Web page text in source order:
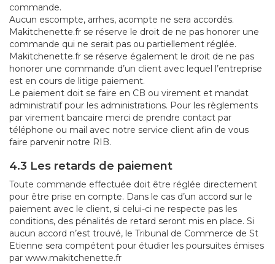
commande.
Aucun escompte, arrhes, acompte ne sera accordés.
Makitchenette.fr se réserve le droit de ne pas honorer une
commande qui ne serait pas ou partiellement réglée.
Makitchenette.fr se réserve également le droit de ne pas
honorer une commande d’un client avec lequel l’entreprise
est en cours de litige paiement.
Le paiement doit se faire en CB ou virement et mandat
administratif pour les administrations. Pour les règlements
par virement bancaire merci de prendre contact par
téléphone ou mail avec notre service client afin de vous
faire parvenir notre RIB.
4.3 Les retards de paiement
Toute commande effectuée doit être réglée directement
pour être prise en compte. Dans le cas d’un accord sur le
paiement avec le client, si celui-ci ne respecte pas les
conditions, des pénalités de retard seront mis en place. Si
aucun accord n’est trouvé, le Tribunal de Commerce de St
Etienne sera compétent pour étudier les poursuites émises
par www.makitchenette.fr